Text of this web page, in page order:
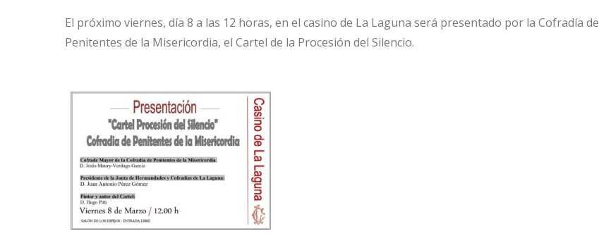
El próximo viernes, día 8 a las 12 horas, en el casino de La Laguna será presentado por la Cofradía de
Penitentes de la Misericordia, el Cartel de la Procesión del Silencio.